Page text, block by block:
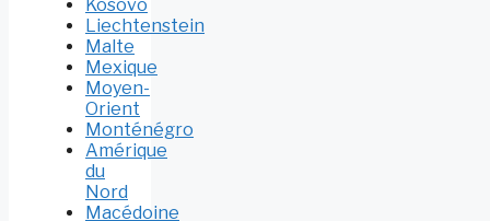
Kosovo
Liechtenstein
Malte
Mexique
Moyen-
Orient
Monténégro
Amérique
du
Nord
Macédoine